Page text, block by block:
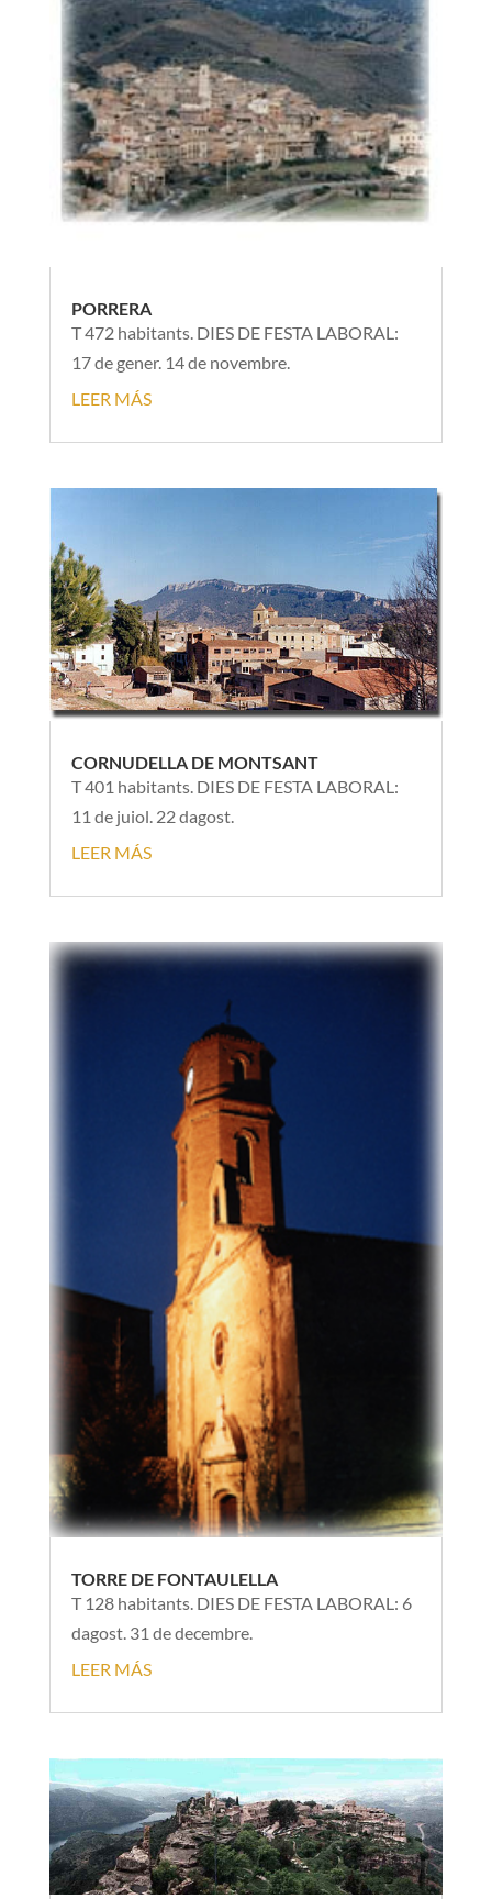
PORRERA
T 472 habitants. DIES DE FESTA LABORAL:
17 de gener. 14 de novembre.
LEER MÁS
CORNUDELLA DE MONTSANT
T 401 habitants. DIES DE FESTA LABORAL:
11 de juiol. 22 dagost.
LEER MÁS
TORRE DE FONTAULELLA
T 128 habitants. DIES DE FESTA LABORAL: 6
dagost. 31 de decembre.
LEER MÁS